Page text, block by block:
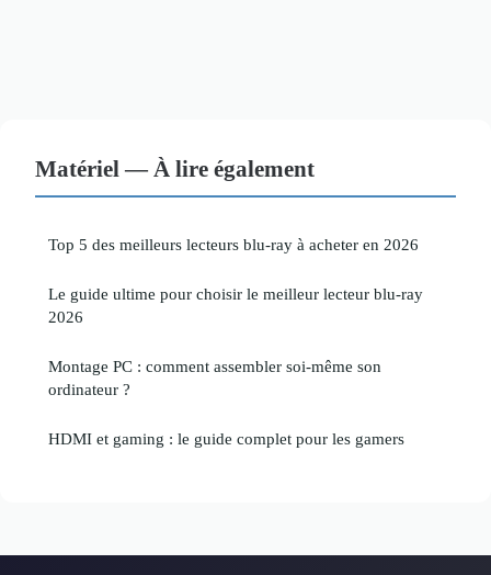
Matériel — À lire également
Top 5 des meilleurs lecteurs blu-ray à acheter en 2026
Le guide ultime pour choisir le meilleur lecteur blu-ray
2026
Montage PC : comment assembler soi-même son
ordinateur ?
HDMI et gaming : le guide complet pour les gamers